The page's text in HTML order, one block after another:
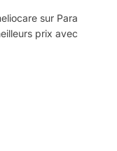
sur Para
prix avec